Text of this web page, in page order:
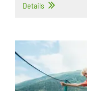
Details